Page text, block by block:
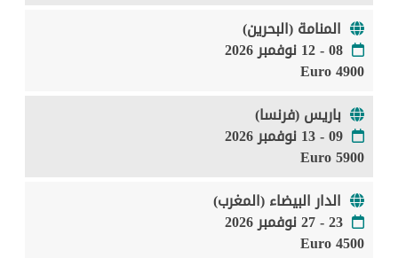
المنامة (البحرين)
08 - 12 نوفمبر 2026
4900 Euro
باريس (فرنسا)
09 - 13 نوفمبر 2026
5900 Euro
الدار البيضاء (المغرب)
23 - 27 نوفمبر 2026
4500 Euro